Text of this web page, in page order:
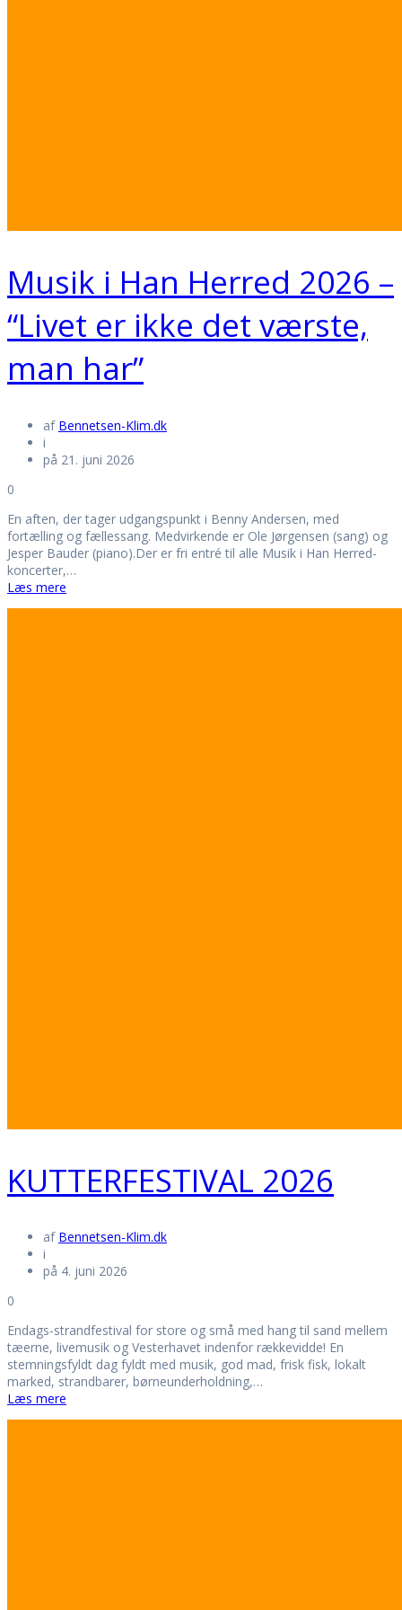
Musik i Han Herred 2026 –
“Livet er ikke det værste,
man har”
af Bennetsen-Klim.dk
i
på 21. juni 2026
0
En aften, der tager udgangspunkt i Benny Andersen, med
fortælling og fællessang. Medvirkende er Ole Jørgensen (sang) og
Jesper Bauder (piano).Der er fri entré til alle Musik i Han Herred-
koncerter,…
Læs mere
KUTTERFESTIVAL 2026
af Bennetsen-Klim.dk
i
på 4. juni 2026
0
Endags-strandfestival for store og små med hang til sand mellem
tæerne, livemusik og Vesterhavet indenfor rækkevidde! En
stemningsfyldt dag fyldt med musik, god mad, frisk fisk, lokalt
marked, strandbarer, børneunderholdning,…
Læs mere